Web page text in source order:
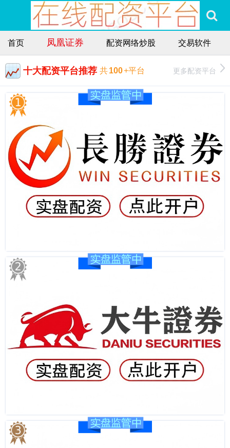
首页 凤凰证券 配资网络炒股 交易软件
十大配资平台推荐 共100+平台 更多配资平台